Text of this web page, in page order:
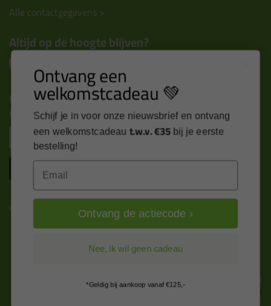
Alle contactgegevens >
Altijd op de hoogte blijven?
Nieuws, tips en exclusieve deals rechtstreeks in je
inbox
Inschrijven
Kitcentrum is trots op:
Alle prijzen zijn in EURO en excl. 21% BTW
wijzig naar incl. BTW
Ontvang een
welkomstcadeau 💚
Schijf je in voor onze nieuwsbrief en ontvang
een welkomstcadeau t.w.v. €35 bij je eerste
bestelling!
Ontvang de actiecode ›
Nee, ik wil geen cadeau
*Geldig bij aankoop vanaf €125,-